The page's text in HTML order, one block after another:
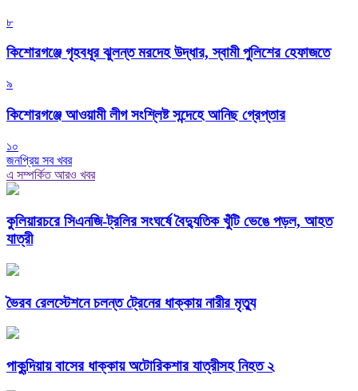
৮
কিশোরগঞ্জে গৃহবধূর ঝুলন্ত মরদেহ উদ্ধার, স্বামী পুলিশের হেফাজতে
৯
কিশোরগঞ্জে আওয়ামী লীগ সংশ্লিষ্ট সন্দেহে আনিছ গ্রেপ্তার
১০
জনপ্রিয় সব খবর
এ সম্পর্কিত আরও খবর
কুলিয়ারচরে সিএনজি-ট্রলির সংঘর্ষে বৈদ্যুতিক খুঁটি ভেঙে পড়ল, আহত
যাত্রী
ভৈরব রেলস্টেশনে চলন্ত ট্রেনের ধাক্কায় নারীর মৃত্যু
পাকুন্দিয়ায় বাসের ধাক্কায় অটোরিকশার যাত্রীসহ নিহত ২